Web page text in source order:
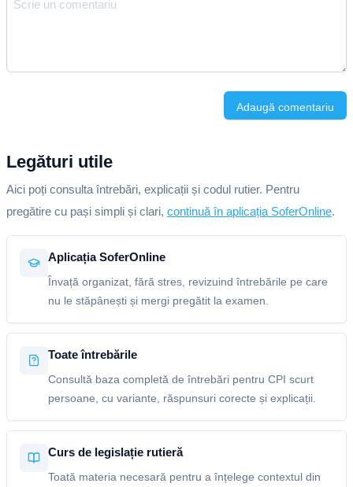
Adaugă comentariu
Legături utile
Aici poți consulta întrebări, explicații și codul rutier. Pentru
pregătire cu pași simpli și clari, continuă în aplicația SoferOnline.
Aplicația SoferOnline
Învață organizat, fără stres, revizuind întrebările pe care
nu le stăpânești și mergi pregătit la examen.
Toate întrebările
Consultă baza completă de întrebări pentru CPI scurt
persoane, cu variante, răspunsuri corecte și explicații.
Curs de legislație rutieră
Toată materia necesară pentru a înțelege contextul din